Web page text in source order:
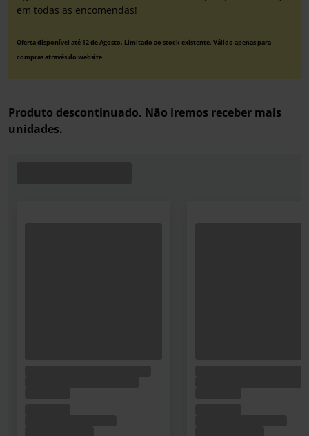
em todas as encomendas!
Oferta disponível até 12 de Agosto. Limitado ao stock existente. Válido apenas para
compras através do website.
Produto descontinuado. Não iremos receber mais
unidades.